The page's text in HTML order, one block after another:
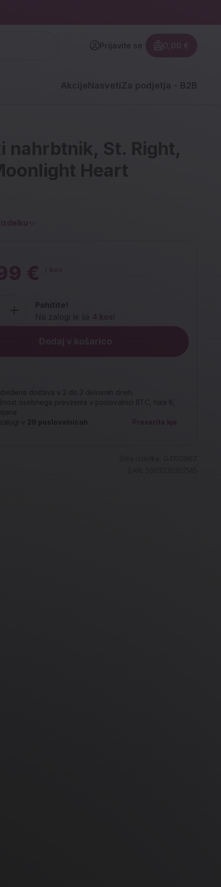
Prijavite se
Znesek
0,00 €
AkcijeNasveti Za podjetja - B2B
nahrbtnik, St. Right,
Heart
€
Pohitite!
Na zalogi le še 4 kos !
Dodaj v košarico
dostava v 2 do 3 delovnih dneh.
osebnega prevzema v poslovalnici BTC, hala 8,
v 29 poslovalnicah Preverite kje